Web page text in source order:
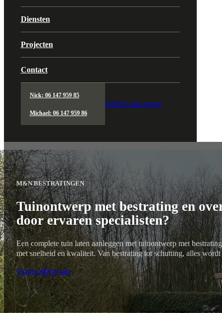
Diensten
Projecten
Contact
Nick: 06 147 959 85
Michael: 06 147 959 86
Offerte aanvragen
M&N BESTRATINGEN
Tuinontwerp met bestrating en
door ervaren specialisten?
Een complete tuin laten aanleggen met tuinontwerp met
met snelheid en kwaliteit. Van bestrating tot schutting, alles wordt
Vraag offerte aan